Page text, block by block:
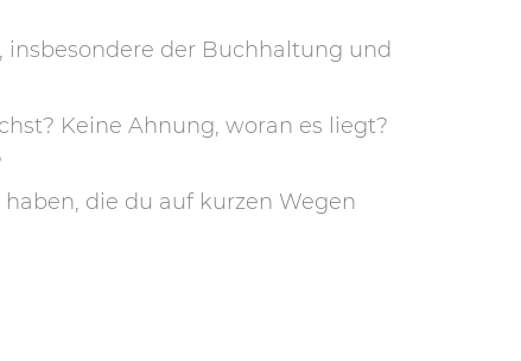
der Buchhaltung und
Keine Ahnung, woran es liegt?
die du auf kurzen Wegen